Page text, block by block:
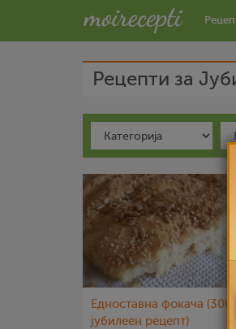
Рецепти за
Едноставна фокача (300
јубилеен рецепт)